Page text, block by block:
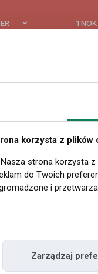
1 NOK
korzysta z plików
Nasza strona korzysta z
do Twoich
i
Zarządzaj